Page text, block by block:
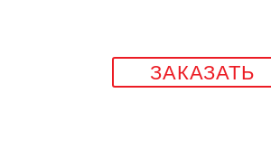
ЗАКАЗАТЬ